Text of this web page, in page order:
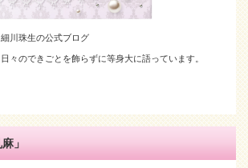
川珠生の公式ブログ
々のできごとを飾らずに等身大に語っています。
」